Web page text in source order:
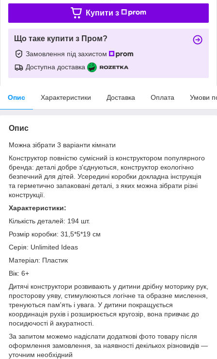
Купити з
Що таке купити з Пром?
Замовлення під захистом
Доступна доставка
Опис Характеристики Доставка Оплата Умови
Опис
Можна зібрати 3 варіанти кімнати
Конструктор повністю сумісний із конструктором популярного
бренда: деталі добре з'єднуються, конструктор екологічно
безпечний для дітей. Усередині коробки докладна інструкція
та герметично запаковані деталі, з яких можна зібрати різні
конструкції.
Характеристики:
Кількість деталей: 194 шт.
Розмір коробки: 31,5*5*19 см
Серія: Unlimited Ideas
Матеріал: Пластик
Вік: 6+
Дитячі конструктори розвивають у дитини дрібну моторику рук,
просторову уяву, стимулюються логічне та образне мислення,
тренуються пам'ять і увага. У дитини покращується
координація рухів і розширюється кругозір, вона привчає до
посидючості й акуратності.
За запитом можемо надіслати додаткові фото товару після
оформлення замовлення, за наявності декількох різновидів —
уточним необхідний